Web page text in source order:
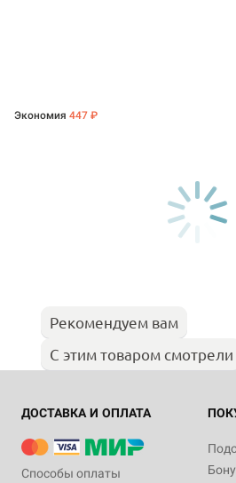
Экономия 447 ₽
Рекомендуем вам
С этим товаром смотрели
ДОСТАВКА И ОПЛАТА
Способы оплаты